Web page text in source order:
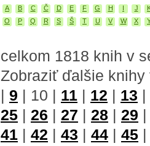
A B C Č D E F G H I J
O
P Q R S Š T U V W X
celkom 1818 knih v
Zobraziť ďalšie
| 9 | 10 | 11 | 12 | 13 |
25 | 26 | 27 | 28 | 29
41 | 42 | 43 | 44 | 45